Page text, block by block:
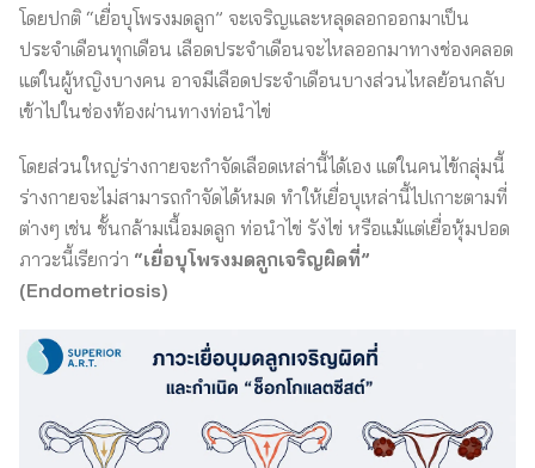
โดยปกติ “เยื่อบุโพรงมดลูก” จะเจริญและหลุดลอกออกมาเป็น
ประจำเดือนทุกเดือน เลือดประจำเดือนจะไหลออกมาทางช่องคลอด
แต่ในผู้หญิงบางคน อาจมีเลือดประจำเดือนบางส่วนไหลย้อนกลับ
เข้าไปในช่องท้องผ่านทางท่อนำไข่
โดยส่วนใหญ่ร่างกายจะกำจัดเลือดเหล่านี้ได้เอง แต่ในคนไข้กลุ่มนี้
ร่างกายจะไม่สามารถกำจัดได้หมด ทำให้เยื่อบุเหล่านี้ไปเกาะตามที่
ต่างๆ เช่น ชั้นกล้ามเนื้อมดลูก ท่อนำไข่ รังไข่ หรือแม้แต่เยื่อหุ้มปอด
ภาวะนี้เรียกว่า “เยื่อบุโพรงมดลูกเจริญผิดที่”
(Endometriosis)